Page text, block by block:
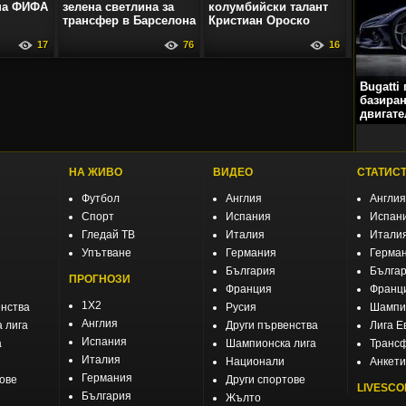
ФИФА
17
зелена светлина за
трансфер в Барселона
76
колумбийски талант
Кристиан Ороско
16
Bugatti
лига
НА ЖИВО
Футбол
Спорт
Гледай ТВ
Упътване
ПРОГНОЗИ
1X2
Англия
Испания
Италия
Германия
България
ВИДЕО
Англия
Испания
Италия
Германия
България
Франция
Русия
Други първенства
Шампионска лига
Национали
Други спортове
Жълто
Англия
Лига
Анкети